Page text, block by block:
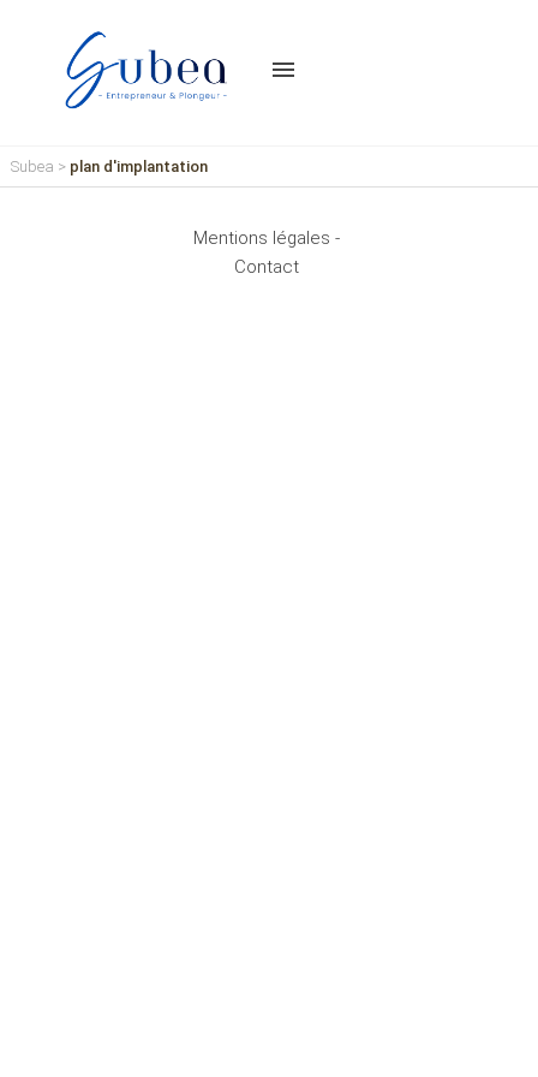
menu
Subea > plan d'implantation
Mentions légales -
Contact